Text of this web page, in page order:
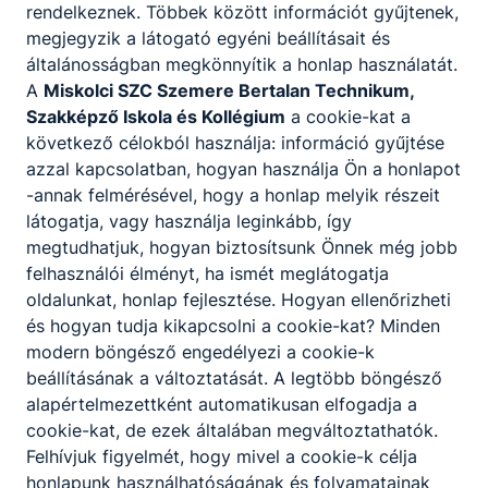
2022. március 13. és 2022. március 19. között iskolánk 7
oktatója Barcelonába utazott Erasmus+ program
keretében.
Bővebben a projektről
Csatolt fájlok
Barcelona tanár mobilitás Erasmus.pdf
Letöltés
Erasmus+ Mobilitás Tenerife
Az ERASMUS+ program lehetővé teszi hallgatók, oktatók
és más munkatársak számára, hogy egy másik európai
rendelkeznek. Többek között információt gyűjtenek,
megjegyzik a látogató egyéni beállításait és
általánosságban megkönnyítik a honlap használatát.
A Miskolci SZC Szemere Bertalan Technikum,
Szakképző Iskola és Kollégium a cookie-kat a
következő célokból használja: információ gyűjtése
azzal kapcsolatban, hogyan használja Ön a honlapot
-annak felmérésével, hogy a honlap melyik részeit
látogatja, vagy használja leginkább, így
megtudhatjuk, hogyan biztosítsunk Önnek még jobb
felhasználói élményt, ha ismét meglátogatja
oldalunkat, honlap fejlesztése. Hogyan ellenőrizheti
és hogyan tudja kikapcsolni a cookie-kat? Minden
modern böngésző engedélyezi a cookie-k
beállításának a változtatását. A legtöbb böngésző
alapértelmezettként automatikusan elfogadja a
cookie-kat, de ezek általában megváltoztathatók.
Felhívjuk figyelmét, hogy mivel a cookie-k célja
honlapunk használhatóságának és folyamatainak